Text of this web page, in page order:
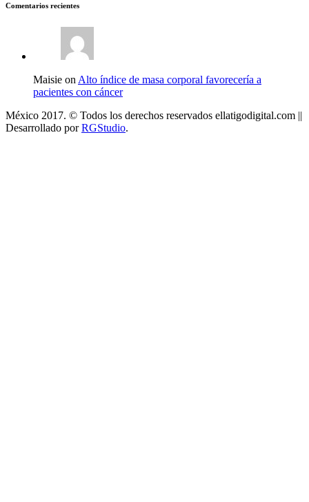
Comentarios recientes
Maisie on Alto índice de masa corporal favorecería a
pacientes con cáncer
México 2017. © Todos los derechos reservados ellatigodigital.com ||
Desarrollado porRGStudio.